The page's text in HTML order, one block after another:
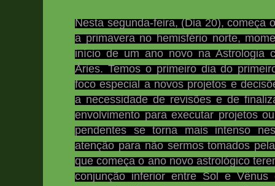
Nesta segunda-feira, (Dia 20), começa
a primavera no hemisfério norte,
início de um ano novo na Astrologia
Áries. Temos o primeiro dia do
foco especial a novos projetos e
a necessidade de revisões e de
envolvimento para executar projetos
pendentes se torna mais intenso
atenção para não sermos tomados
que começa o ano novo astrológico
conjunção inferior entre Sol e Vênus